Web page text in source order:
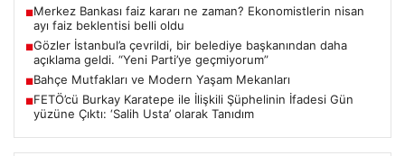
■Merkez Bankası faiz kararı ne zaman? Ekonomistlerin nisan
ayı faiz beklentisi belli oldu
■Gözler İstanbul’a çevrildi, bir belediye başkanından daha
açıklama geldi. “Yeni Parti’ye geçmiyorum”
■Bahçe Mutfakları ve Modern Yaşam Mekanları
■FETÖ’cü Burkay Karatepe ile İlişkili Şüphelinin İfadesi Gün
yüzüne Çıktı: ‘Salih Usta’ olarak Tanıdım